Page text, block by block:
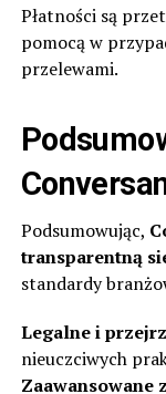
Płatności są
pomocą w
przelewami.
Podsumowując,
transparentną
standardy
Legalne i
nieuczciwych
Zaawansowane